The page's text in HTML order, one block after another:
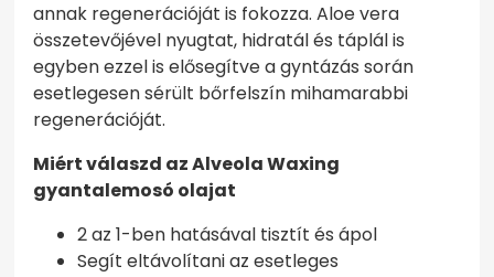
annak regenerációját is fokozza. Aloe vera
összetevőjével nyugtat, hidratál és táplál is
egyben ezzel is elősegítve a gyntázás során
esetlegesen sérült bőrfelszín mihamarabbi
regenerációját.
Miért válaszd az Alveola Waxing
gyantalemosó olajat
2 az 1-ben hatásával tisztít és ápol
Segít eltávolítani az esetleges